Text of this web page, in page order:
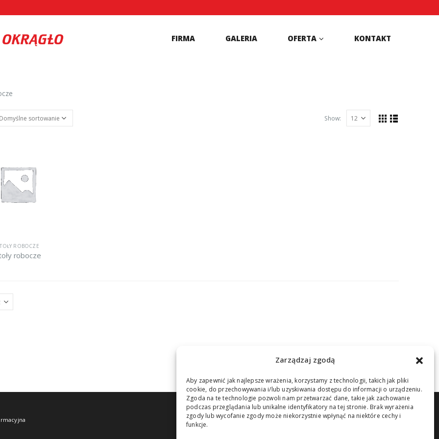
Zarządzaj zgodą
Aby zapewnić jak najlepsze wrażenia, korzystamy z technologii, takich jak pliki
cookie, do przechowywania i/lub uzyskiwania dostępu do informacji o urządzeniu.
Zgoda na te technologie pozwoli nam przetwarzać dane, takie jak zachowanie
podczas przeglądania lub unikalne identyfikatory na tej stronie. Brak wyrażenia
zgody lub wycofanie zgody może niekorzystnie wpłynąć na niektóre cechy i
funkcje.
FIRMA GALERIA OFERTA KONTAKT
Show:
ROBOCZE
robocze
TELEFON: +48 791 349 992